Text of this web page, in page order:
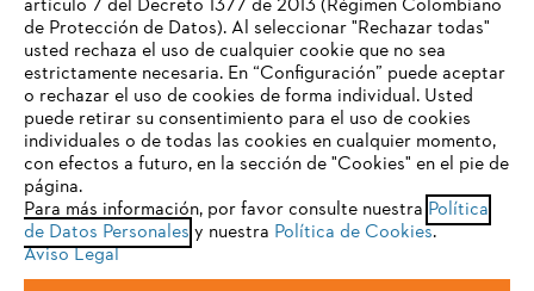
Contacto
Política tratamiento de datos personales Aviso legal
Cookies Información legal
El navegador que estás utilizando no es compatible con
nuestra página web. Para que puedas disfrutar de nuestro
contenido, utiliza uno de los siguientes navegadores:
firefox chrome
safari edge
artículo 7 del Decreto 1377 de 2013 (Régimen Colombiano
de Protección de Datos). Al seleccionar "Rechazar todas"
usted rechaza el uso de cualquier cookie que no sea
estrictamente necesaria. En “Configuración” puede aceptar
o rechazar el uso de cookies de forma individual. Usted
puede retirar su consentimiento para el uso de cookies
individuales o de todas las cookies en cualquier momento,
con efectos a futuro, en la sección de "Cookies" en el pie de
página.
Para más información, por favor consulte nuestra Política
de Datos Personales y nuestra Política de Cookies.
Aviso Legal